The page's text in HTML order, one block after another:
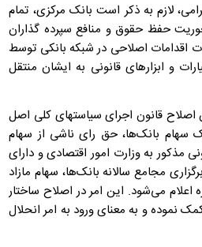
لازم به ذکر است بانک مرکزی، تمام
حفظ حقوق و منافع سپرده گذاران
اقدامات اصلاحی در شبکه بانکی توسط
و ابزارهای قانونی به ایشان منتقل
اساس ماده ۱ قانون اصلاح قانون اجرای سیاستهای کلی اصل
سهام بانک‌ها، حق رای ناشی از سهام
مذکور به وزارت امور اقتصادی و دارای
مجامع سالانه بانک‌ها، سهام مازاد
اعلام می‌شود. این امر در اصلاح ساختار
نموده و به معنای ورود به امر انحلال